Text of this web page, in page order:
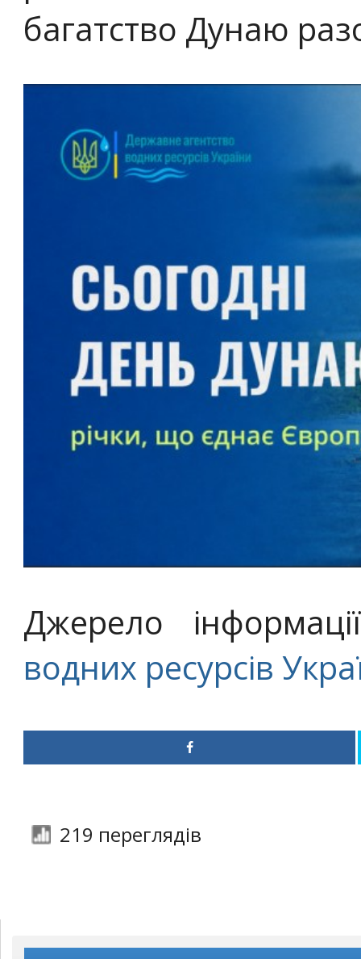
багатство Дунаю
Джерело
водних ресурсів
219 переглядів